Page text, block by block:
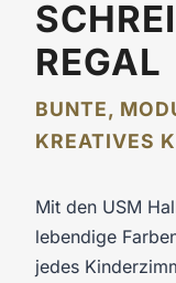
REGAL
BUNTE,
KREATIVES
Mit den USM
lebendige
jedes